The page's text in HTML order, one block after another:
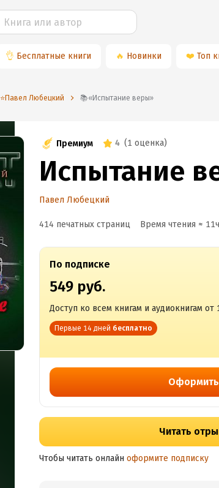
👌 Бесплатные книги 🔥 Новинки ❤️ Топ
⭐️Павел Любецкий 📚«Испытание веры»
Премиум 4 (1 оценка)
Испытание
Павел Любецкий
414 печатных страниц Время чтения ≈ 11ч
По подписке
549 руб.
Доступ ко всем книгам и аудиокнигам от
Первые 14 дней бесплатно
Оформить
Читать
Чтобы читать онлайн оформите подписку